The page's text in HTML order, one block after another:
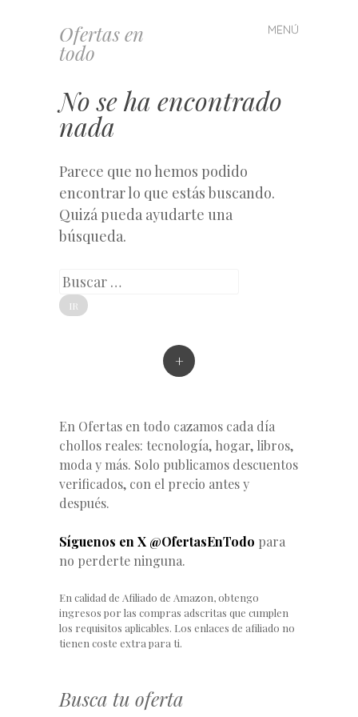
Ofertas en
todo
MENÚ
Saltar
al
No se ha encontrado
nada
Parece que no hemos podido
encontrar lo que estás buscando.
Quizá pueda ayudarte una
búsqueda.
Buscar
+
En Ofertas en todo cazamos cada día
chollos reales: tecnología, hogar, libros,
moda y más. Solo publicamos descuentos
verificados, con el precio antes y
después.
Síguenos en X @OfertasEnTodo para
no perderte ninguna.
En calidad de Afiliado de Amazon, obtengo
ingresos por las compras adscritas que cumplen
los requisitos aplicables. Los enlaces de afiliado no
tienen coste extra para ti.
Busca tu oferta